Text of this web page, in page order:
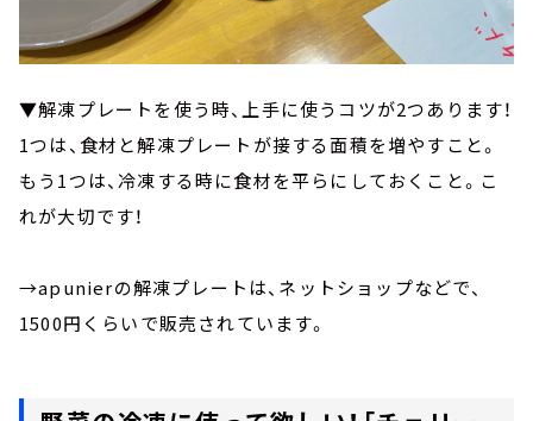
▼解凍プレートを使う時、上手に使うコツが2つあります！
1つは、食材と解凍プレートが接する面積を増やすこと。
もう1つは、冷凍する時に食材を平らにしておくこと。こ
れが大切です！
→apunierの解凍プレートは、ネットショップなどで、
1500円くらいで販売されています。